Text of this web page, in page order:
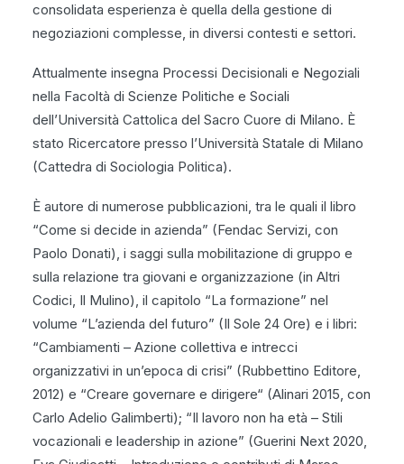
consolidata esperienza è quella della gestione di
negoziazioni complesse, in diversi contesti e settori.
Attualmente insegna Processi Decisionali e Negoziali
nella Facoltà di Scienze Politiche e Sociali
dell’Università Cattolica del Sacro Cuore di Milano. È
stato Ricercatore presso l’Università Statale di Milano
(Cattedra di Sociologia Politica).
È autore di numerose pubblicazioni, tra le quali il libro
“Come si decide in azienda” (Fendac Servizi, con
Paolo Donati), i saggi sulla mobilitazione di gruppo e
sulla relazione tra giovani e organizzazione (in Altri
Codici, Il Mulino), il capitolo “La formazione” nel
volume “L’azienda del futuro” (Il Sole 24 Ore) e i libri:
“Cambiamenti – Azione collettiva e intrecci
organizzativi in un’epoca di crisi” (Rubbettino Editore,
2012) e “Creare governare e dirigere“ (Alinari 2015, con
Carlo Adelio Galimberti); “Il lavoro non ha età – Stili
vocazionali e leadership in azione” (Guerini Next 2020,